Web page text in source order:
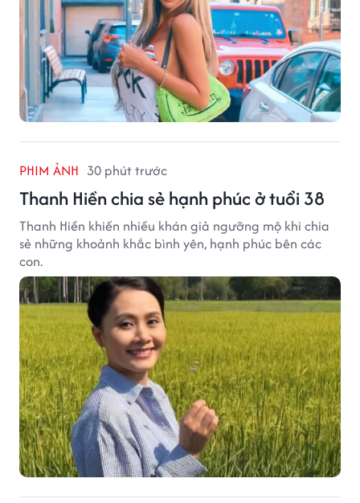
PHIM ẢNH 30 phút trước
Thanh Hiền chia sẻ hạnh phúc ở tuổi 38
Thanh Hiền khiến nhiều khán giả ngưỡng mộ khi chia
sẻ những khoảnh khắc bình yên, hạnh phúc bên các
con.